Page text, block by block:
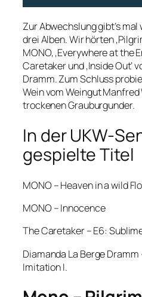
Zur Abwechslung gibt’s
drei Alben. Wir hörten
MONO, ‚Everywhere at the
Caretaker und ‚Inside Out‘
Dramm. Zum Schluss
Wein vom Weingut
trockenen Grauburgunder.
In der UKW-
gespielte Titel
MONO – Heaven in a wild
MONO – Innocence
The Caretaker – E6:
Diamanda La Berge Dramm
Imitation I.